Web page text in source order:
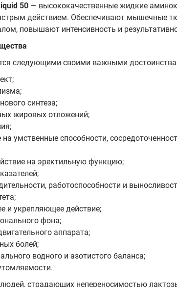
50 — высококачественные жидкие
действием. Обеспечивают мышечные
повышают интенсивность и
следующими своими важными
синтеза;
жировых отложений;
умственные способности,
на эректильную функцию;
работоспособности и
и укрепляющее действие;
фона;
аппарата;
болей;
водного и азотистого баланса;
страдающих непереносимостью